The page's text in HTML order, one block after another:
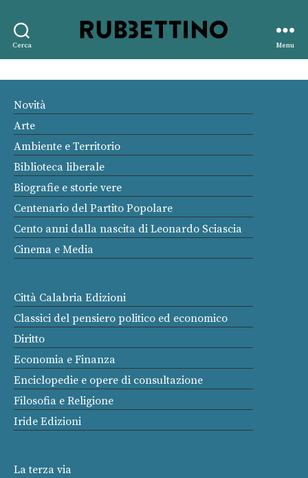
Cerca
editore
Menu
Novità
Arte
Ambiente e Territorio
Biblioteca liberale
Biografie e storie vere
Centenario del Partito Popolare
Cento anni dalla nascita di Leonardo Sciascia
Cinema e Media
Città Calabria Edizioni
Classici del pensiero politico ed economico
Diritto
Economia e Finanza
Enciclopedie e opere di consultazione
Filosofia e Religione
Iride Edizioni
La terza via